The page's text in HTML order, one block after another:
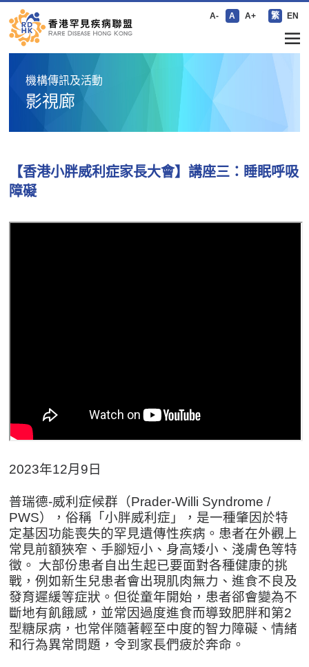
A- A A+ 繁 EN
機構傳訊及活動
影視廊
【香港小胖威利症家長大會】講座三：睡眠呼吸
障礙
2023年12月9日
普瑞德-威利症候群（Prader-Willi Syndrome /
PWS），俗稱「小胖威利症」，是一種肇因於特
定基因功能喪失的罕見遺傳性疾病。患者在外觀上
常見前額狹窄、手腳短小、身高矮小、淺膚色等特
徵。 大部份患者自出生起已要面對各種健康的挑
戰，例如新生兒患者會出現肌肉無力、進食不良及
發育遲緩等症狀。但從童年開始，患者郤會變為不
斷地有飢餓感，並常因過度進食而導致肥胖和第2
型糖尿病，也常伴隨著輕至中度的智力障礙、情緒
和行為異常問題，令到家長們疲於奔命。